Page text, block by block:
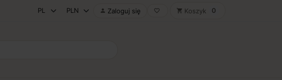
 Zaloguj się favorite_border shopping_cart Koszyk 0